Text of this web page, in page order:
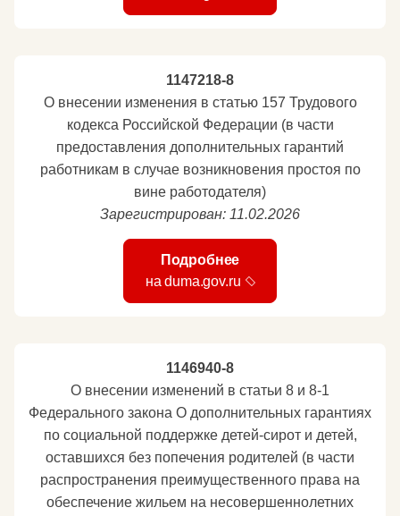
1147218-8
О внесении изменения в статью 157 Трудового
кодекса Российской Федерации (в части
предоставления дополнительных гарантий
работникам в случае возникновения простоя по
вине работодателя)
Зарегистрирован: 11.02.2026
Подробнее
на duma.gov.ru
1146940-8
О внесении изменений в статьи 8 и 8-1
Федерального закона О дополнительных гарантиях
по социальной поддержке детей-сирот и детей,
оставшихся без попечения родителей (в части
распространения преимущественного права на
обеспечение жильем на несовершеннолетних